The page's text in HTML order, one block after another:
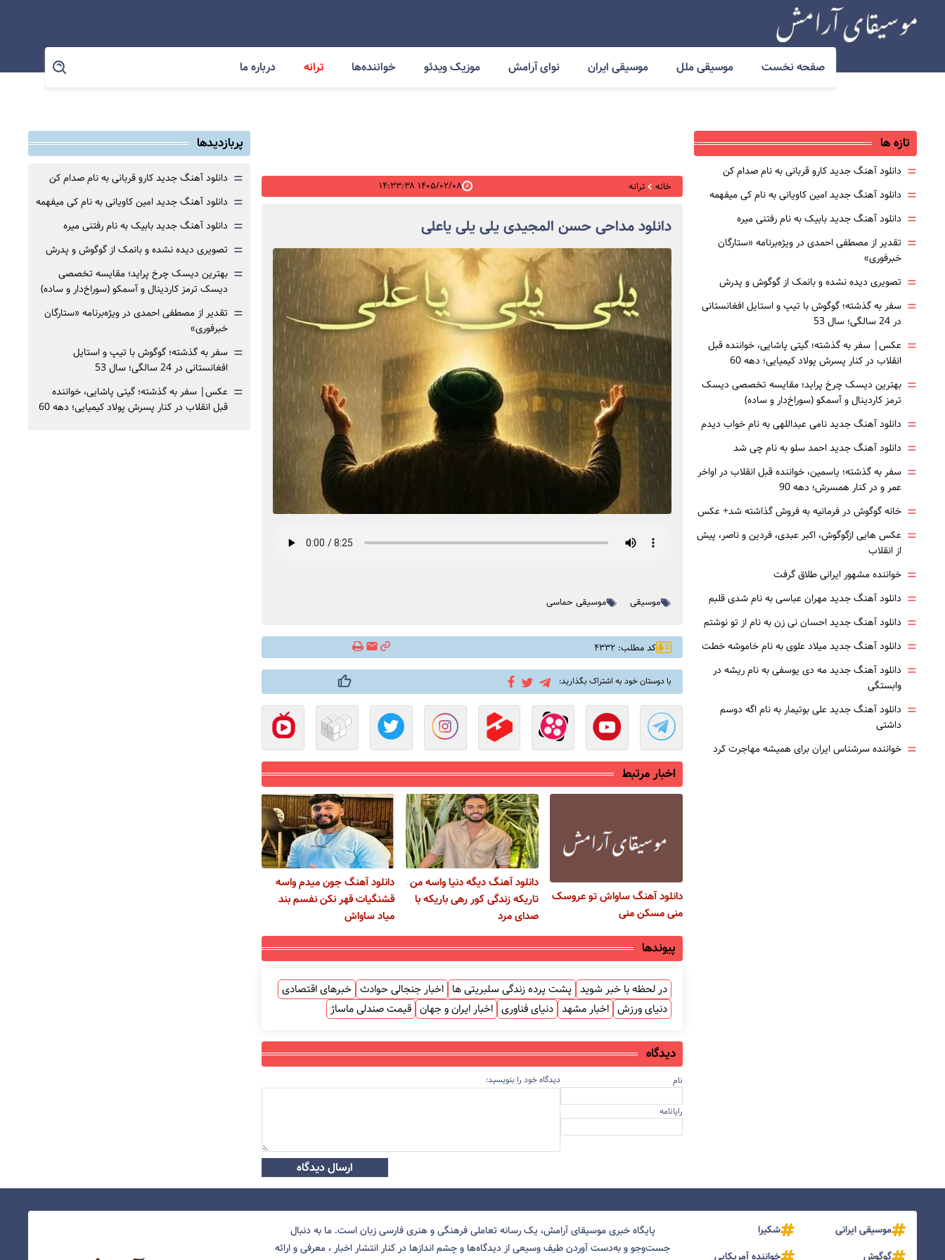
صفحه نخست موسیقی ملل موسیقی ایران نوای آرامش موزیک ویدئو خواننده‌ها ترانه درباره ما
خانه ترانه ۱۴۰۵/۰۲/۰۸ ۱۴:۳۳:۳۸
دانلود مداحی حسن المجیدی یلی یلی یاعلی
موسیقی موسیقی حماسی
کد مطلب: ۴۳۳۲
با دوستان خود به اشتراک بگذارید:
اخبار مرتبط
دانلود آهنگ ساواش تو عروسک
منی مسکن منی
دانلود آهنگ دیگه دنیا واسه من
تاریکه زندگی کور رهی باریکه با
صدای مرد
دانلود آهنگ جون میدم واسه
قشنگیات قهر نکن نفسم بند
میاد ساواش
پیوندها
در لحظه با خبر شوید پشت پرده زندگی سلبریتی ها اخبار جنجالی حوادث خبرهای اقتصادی
دنیای ورزش اخبار مشهد دنیای فناوری اخبار ایران و جهان قیمت صندلی ماساژ
دیدگاه
نام
رایانامه
دیدگاه خود را بنویسید:
ارسال دیدگاه
تازه ها
= دانلود آهنگ جدید کارو قربانی به نام صدام کن
= دانلود آهنگ جدید امین کاویانی به نام کی میفهمه
= دانلود آهنگ جدید بابیک به نام رفتنی میره
= تقدیر از مصطفی احمدی در ویژه‌برنامه «ستارگان
خبرفوری»
= تصویری دیده نشده و بانمک از گوگوش و پدرش
= سفر به گذشته؛ گوگوش با تیپ و استایل افغانستانی
در 24 سالگی؛ سال 53
= عکس| سفر به گذشته؛ گیتی پاشایی، خواننده قبل
انقلاب در کنار پسرش پولاد کیمیایی؛ دهه 60
= بهترین دیسک چرخ پراید؛ مقایسه تخصصی دیسک
ترمز کاردینال و آسمکو (سوراخ‌دار و ساده)
= دانلود آهنگ جدید نامی عبداللهی به نام خواب دیدم
= دانلود آهنگ جدید احمد سلو به نام چی شد
= سفر به گذشته؛ یاسمین، خواننده قبل انقلاب در اواخر
عمر و در کنار همسرش؛ دهه 90
= خانه گوگوش در فرمانیه به فروش گذاشته شد+ عکس
= عکس هایی ازگوگوش، اکبر عبدی، فردین و ناصر، پیش
از انقلاب
= خواننده مشهور ایرانی طلاق گرفت
= دانلود آهنگ جدید مهران عباسی به نام شدی قلبم
= دانلود آهنگ جدید احسان نی زن به نام از تو نوشتم
= دانلود آهنگ جدید میلاد علوی به نام خاموشه خطت
= دانلود آهنگ جدید مه دی یوسفی به نام ریشه در
وابستگی
= دانلود آهنگ جدید علی بوتیمار به نام اگه دوسم
داشتی
= خواننده سرشناس ایران برای همیشه مهاجرت کرد
پربازدیدها
= دانلود آهنگ جدید کارو قربانی به نام صدام کن
= دانلود آهنگ جدید امین کاویانی به نام کی میفهمه
= دانلود آهنگ جدید بابیک به نام رفتنی میره
= تصویری دیده نشده و بانمک از گوگوش و پدرش
= بهترین دیسک چرخ پراید؛ مقایسه تخصصی
دیسک ترمز کاردینال و آسمکو (سوراخ‌دار و ساده)
= تقدیر از مصطفی احمدی در ویژه‌برنامه «ستارگان
خبرفوری»
= سفر به گذشته؛ گوگوش با تیپ و استایل
افغانستانی در 24 سالگی؛ سال 53
= عکس| سفر به گذشته؛ گیتی پاشایی، خواننده
قبل انقلاب در کنار پسرش پولاد کیمیایی؛ دهه 60
موسیقی ایرانی
شکیرا
گوگوش
خواننده آمریکایی
پایگاه خبری موسیقای آرامش، یک رسانه تعاملی فرهنگی و هنری فارسی زبان است. ما به دنبال
جست‌و‌جو و به‌دست آوردن طیف وسیعی از دیدگاه‌ها و چشم انداز‌ها در کنار انتشار اخبار ، معرفی و ارائه